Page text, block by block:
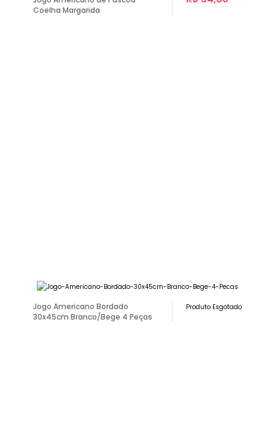
Coelha Margarida
Jogo Americano Bordado
30x45cm Branco/Bege 4 Peças
Produto Esgotado